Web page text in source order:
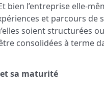
bien l’entreprise elle-
et parcours
soient structurées
consolidées à terme
sa maturité